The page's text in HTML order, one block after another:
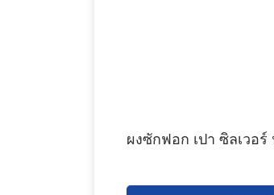
ผงซักฟอก เปา ซิลเวอร์